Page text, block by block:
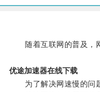
随着互联网的普及，网
优途加速器在线下载
为了解决网速慢的问题